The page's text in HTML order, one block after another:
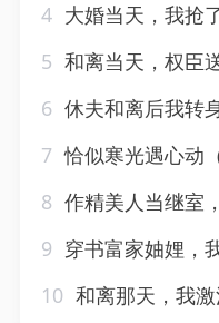
4 大婚当天，我抢了清冷
5 和离当天，权臣送
6 休夫和离后我转
7 恰似寒光遇心动
8 作精美人当继室，古板权臣慌神
9 穿书富家妯娌，我和闺蜜齐上阵
10 和离那天，我激活了空间！带娃